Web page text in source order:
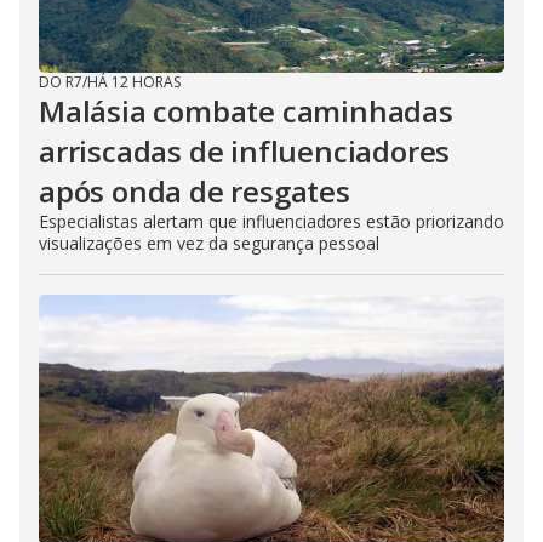
DO R7/HÁ 12 HORAS
Malásia combate caminhadas
arriscadas de influenciadores
após onda de resgates
Especialistas alertam que influenciadores estão priorizando
visualizações em vez da segurança pessoal